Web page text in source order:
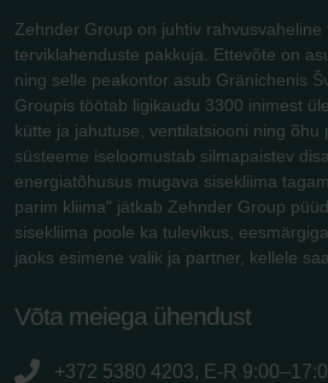
Zehnder Group on juhtiv rahvusvaheline
terviklahenduste pakkuja. Ettevõte on
ning selle peakontor asub Gränichenis
Groupis töötab ligikaudu 3300 inimest
kütte ja jahutuse, ventilatsiooni ning õhu
süsteeme iseloomustab silmapaistev
energiatõhusus mugava sisekliima
parim kliima" jätkab Zehnder Group
sisekliima poole ka tulevikus,
jaoks esimene valik ja partner, kellele
Võta meiega ühendust
+372 5380 4203, E-R